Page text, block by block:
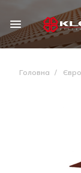
Головна /